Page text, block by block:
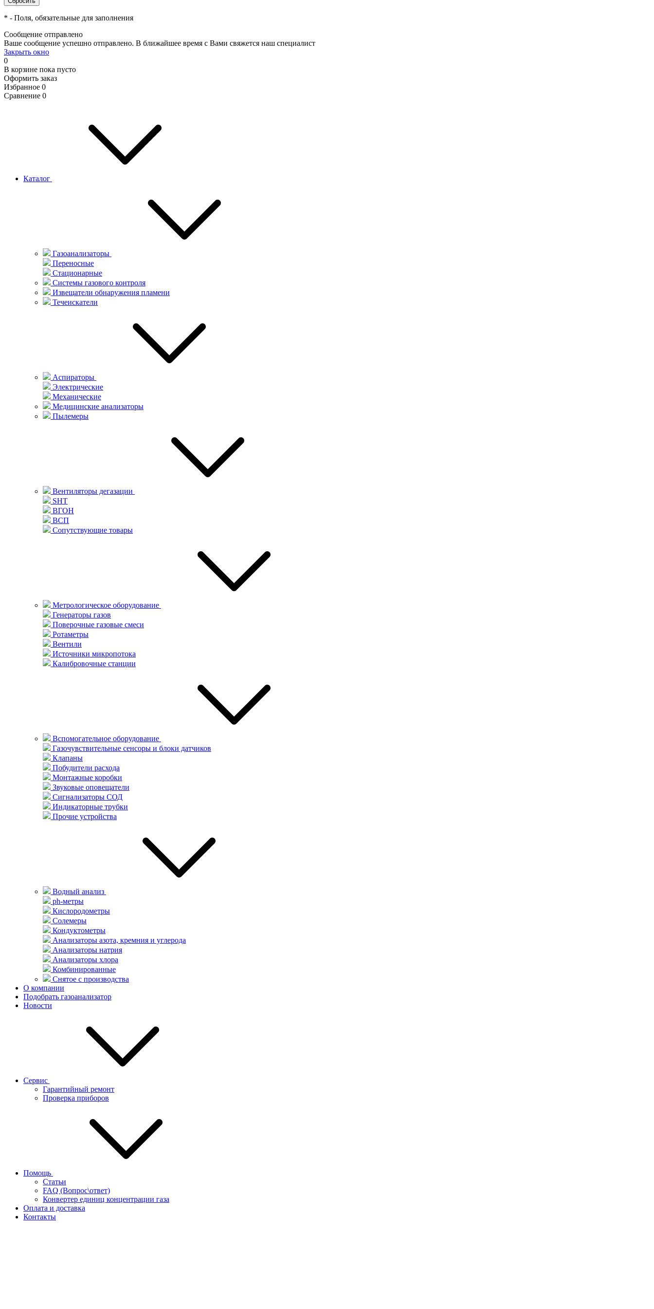
* - Поля, обязательные для заполнения
Сообщение отправлено
Ваше сообщение успешно отправлено. В ближайшее время с Вами свяжется наш специалист
Закрыть окно
0
В корзине пока пусто
Оформить заказ
Избранное 0
Сравнение 0
Каталог
Газоанализаторы
Переносные
Стационарные
Системы газового контроля
Извещатели обнаружения пламени
Течеискатели
Аспираторы
Электрические
Механические
Медицинские анализаторы
Пылемеры
Вентиляторы дегазации
SHT
ВГОН
ВСП
Сопутствующие товары
Метрологическое оборудование
Генераторы газов
Поверочные газовые смеси
Ротаметры
Вентили
Источники микропотока
Калибровочные станции
Вспомогательное оборудование
Газочувствительные сенсоры и блоки датчиков
Клапаны
Побудители расхода
Монтажные коробки
Звуковые оповещатели
Сигнализаторы СОД
Индикаторные трубки
Прочие устройства
Водный анализ
ph-метры
Кислородометры
Солемеры
Кондуктометры
Анализаторы азота, кремния и углерода
Анализаторы натрия
Анализаторы хлора
Комбинированные
Снятое с производства
О компании
Подобрать газоанализатор
Новости
Сервис
Гарантийный ремонт
Проверка приборов
Помощь
Статьи
FAQ (Вопрос\ответ)
Конвертер единиц концентрации газа
Оплата и доставка
Контакты